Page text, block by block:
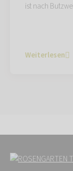
ist nach
Weiterlesen